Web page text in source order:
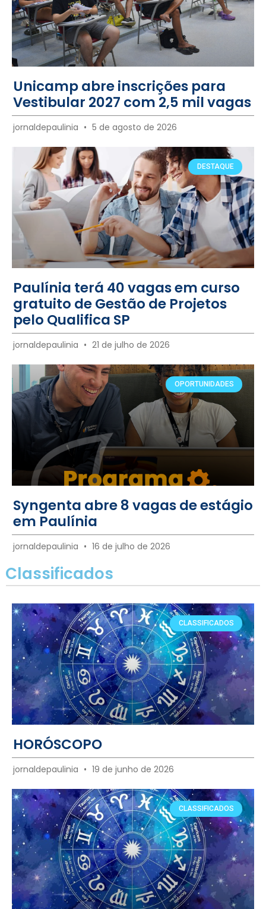
Unicamp abre inscrições para
Vestibular 2027 com 2,5 mil vagas
jornaldepaulinia 5 de agosto de 2026
DESTAQUE
Paulínia terá 40 vagas em curso
gratuito de Gestão de Projetos
pelo Qualifica SP
jornaldepaulinia 21 de julho de 2026
OPORTUNIDADES
Syngenta abre 8 vagas de estágio
em Paulínia
jornaldepaulinia 16 de julho de 2026
Classificados
CLASSIFICADOS
HORÓSCOPO
jornaldepaulinia 19 de junho de 2026
CLASSIFICADOS